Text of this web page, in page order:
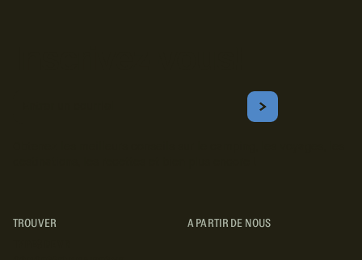
S'ABONNER
TROUVER
A PARTIR DE NOUS